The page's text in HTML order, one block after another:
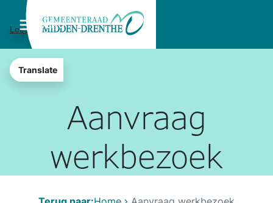
MENU
Lees voor
Translate
Aanvraag
werkbezoek